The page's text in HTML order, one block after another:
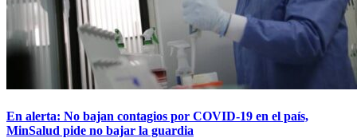
En alerta: No bajan contagios por COVID-19 en el país,
MinSalud pide no bajar la guardia